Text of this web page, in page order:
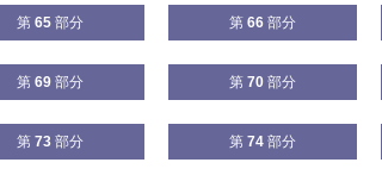
第 65 部分 第 66 部分
第 69 部分 第 70 部分
第 73 部分 第 74 部分